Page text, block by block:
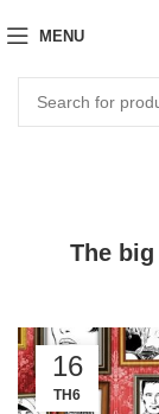
MENU
The
16
TH6